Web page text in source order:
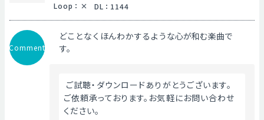
Loop ： DL ： 1144
Comment
どことなくほんわかするような心が和む楽曲で
す。
ご試聴・ダウンロードありがとうございます。
ご依頼承っております。お気軽にお問い合わせ
ください。